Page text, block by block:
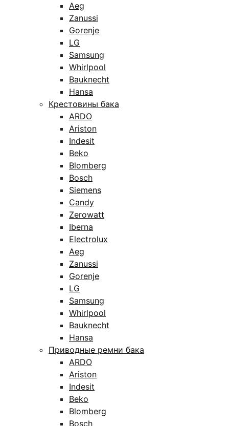
Aeg
Zanussi
Gorenje
LG
Samsung
Whirlpool
Bauknecht
Hansa
Крестовины бака
ARDO
Ariston
Indesit
Beko
Blomberg
Bosch
Siemens
Candy
Zerowatt
Iberna
Electrolux
Aeg
Zanussi
Gorenje
LG
Samsung
Whirlpool
Bauknecht
Hansa
Приводные ремни бака
ARDO
Ariston
Indesit
Beko
Blomberg
Bosch